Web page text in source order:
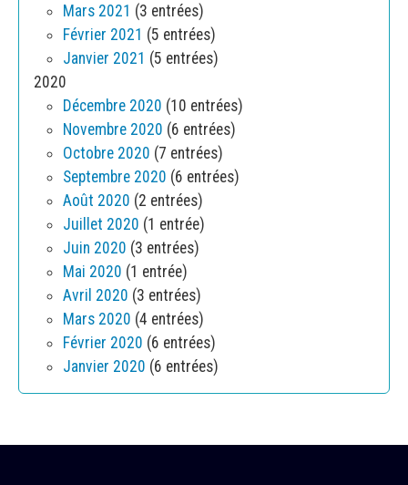
Mars 2021 (3 entrées)
Février 2021 (5 entrées)
Janvier 2021 (5 entrées)
2020
Décembre 2020 (10 entrées)
Novembre 2020 (6 entrées)
Octobre 2020 (7 entrées)
Septembre 2020 (6 entrées)
Août 2020 (2 entrées)
Juillet 2020 (1 entrée)
Juin 2020 (3 entrées)
Mai 2020 (1 entrée)
Avril 2020 (3 entrées)
Mars 2020 (4 entrées)
Février 2020 (6 entrées)
Janvier 2020 (6 entrées)